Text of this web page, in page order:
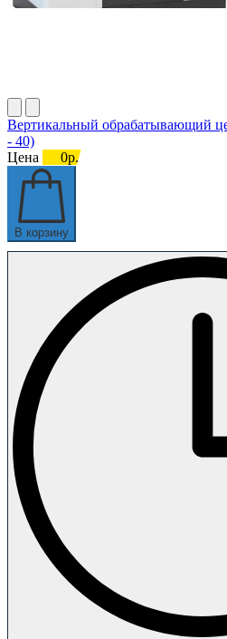
Вертикальный обрабатывающий
- 40)
Цена
0р.
В корзину